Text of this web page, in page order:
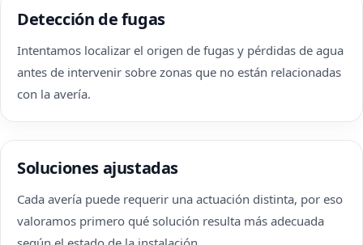
Detección de fugas
Intentamos localizar el origen de fugas y pérdidas de agua
antes de intervenir sobre zonas que no están relacionadas
con la avería.
Soluciones ajustadas
Cada avería puede requerir una actuación distinta, por eso
valoramos primero qué solución resulta más adecuada